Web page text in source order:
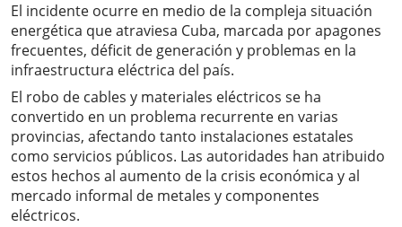
El incidente ocurre en medio de la compleja situación
energética que atraviesa Cuba, marcada por apagones
frecuentes, déficit de generación y problemas en la
infraestructura eléctrica del país.
El robo de cables y materiales eléctricos se ha
convertido en un problema recurrente en varias
provincias, afectando tanto instalaciones estatales
como servicios públicos. Las autoridades han atribuido
estos hechos al aumento de la crisis económica y al
mercado informal de metales y componentes
eléctricos.